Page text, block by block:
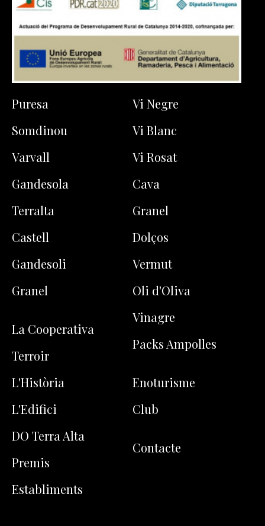
Puresa
Somdinou
Varvall
Gandesola
Terralta
Castell
Gandesoli
Granel
La Cooperativa
Terroir
L'Història
L'Edifici
DO Terra Alta
Premis
Establiments
Vi Negre
Vi Blanc
Vi Rosat
Cava
Granel
Dolços
Vermut
Oli d'Oliva
Vinagre
Packs Ampolles
Enoturisme
Club
Contacte